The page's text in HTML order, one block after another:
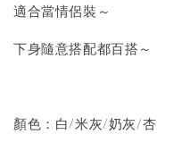
適合當情侶裝～
下身隨意搭配都百搭～
顏色：白/米灰/奶灰/杏